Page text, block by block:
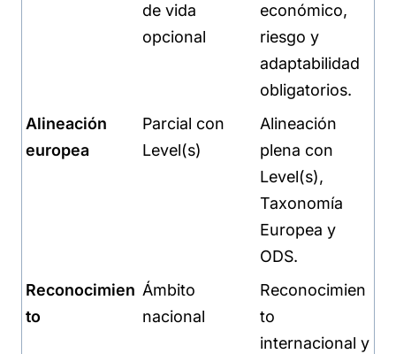
de vida
opcional
económico,
riesgo y
adaptabilidad
obligatorios.
Alineación
europea
Parcial con
Level(s)
Alineación
plena con
Level(s),
Taxonomía
Europea y
ODS.
Reconocimien
to
Ámbito
nacional
Reconocimien
to
internacional y